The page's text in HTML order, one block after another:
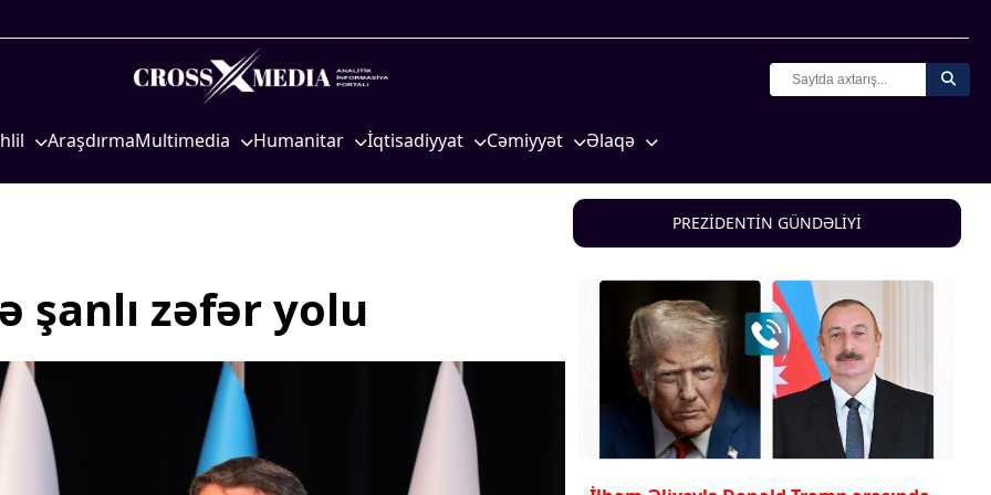
AraşdırmaMultimedia Humanitar
Mədəniyyətimizin Zəfəri
Zəfər Diasporu
Turizm
İqtisadiyyat
Hərbi sənaye
Telekommunikasiya və
nəqliyyat
COP29
Cəmiyyət
Məhkəmə və hüquq
Gənclər və İdman
Əlaqə
şanlı zəfər yolu
PREZİDENTİN GÜNDƏLİYİ